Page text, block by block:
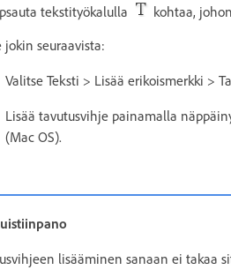
tekstityökalulla
kohtaa,
jokin seuraavista:
Valitse Teksti > Lisää erikoismerkki >
Lisää tavutusvihje painamalla
(Mac OS).
lisääminen sanaan ei takaa